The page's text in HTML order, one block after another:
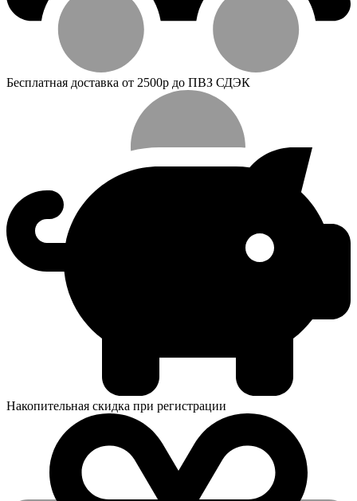
Бесплатная доставка от 2500р до ПВЗ СДЭК
Накопительная скидка при регистрации